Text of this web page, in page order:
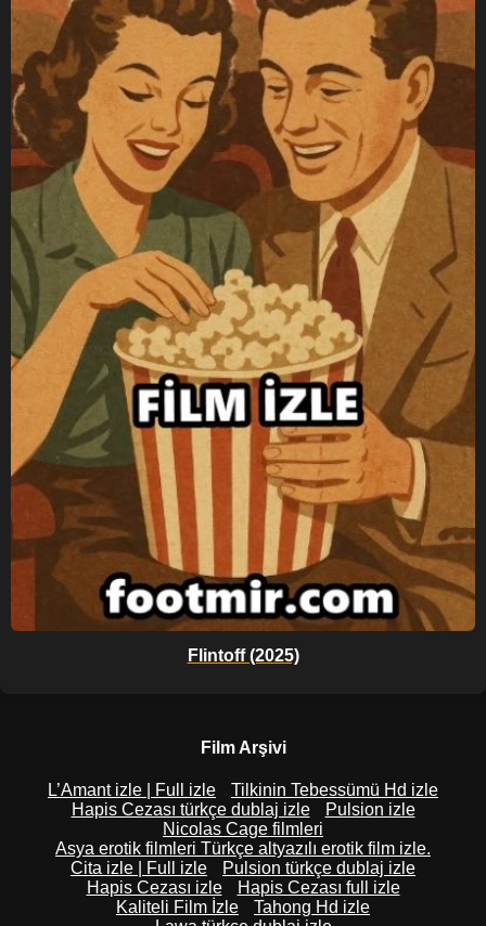
Flintoff (2025)
Film Arşivi
L’Amant izle | Full izle
Tilkinin Tebessümü Hd izle
Hapis Cezası türkçe dublaj izle
Pulsion izle
Nicolas Cage filmleri
Asya erotik filmleri Türkçe altyazılı erotik film izle.
Cita izle | Full izle
Pulsion türkçe dublaj izle
Hapis Cezası izle
Hapis Cezası full izle
Kaliteli Film İzle
Tahong Hd izle